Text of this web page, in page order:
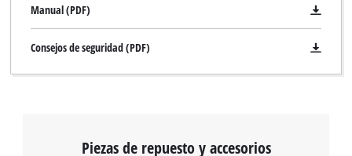
Manual (PDF)
Consejos de seguridad (PDF)
Piezas de repuesto y accesorios